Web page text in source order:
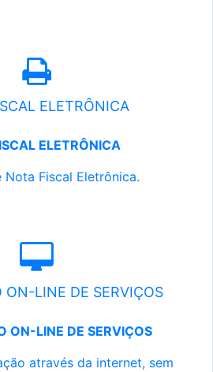
ELETRÔNICA
ELETRÔNICA
Nota Fiscal Eletrônica.
ON-LINE DE SERVIÇOS
ON-LINE DE SERVIÇOS
através da internet, sem